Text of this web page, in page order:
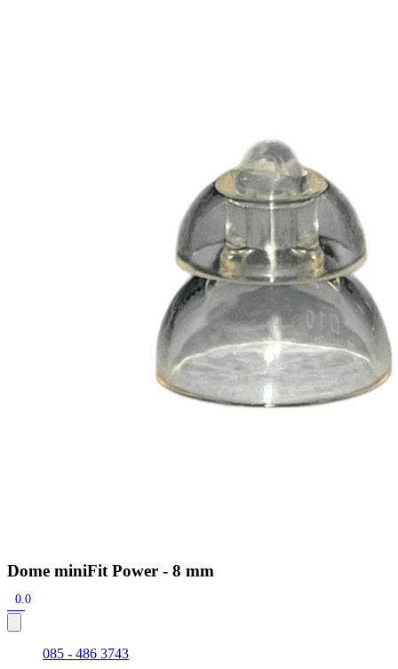
De Signia Active Mini IX is het nieuwste hoortoestel van Signia.
Dome miniFit Power - 8 mm
0.0
085 - 486 3743